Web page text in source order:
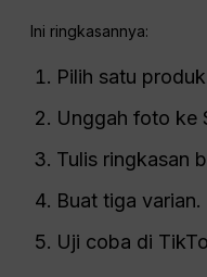
Ini ringkasannya:
Pilih satu
Unggah foto ke
Tulis ringkasan
Buat tiga varian.
Uji coba di